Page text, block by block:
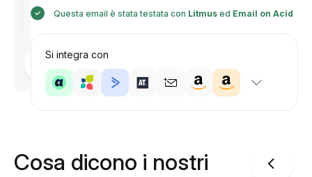
Progettato
Anastasiia
Questa email è stata testata con Litmus ed Email on Acid
Si integra con
Cosa dicono i nostri